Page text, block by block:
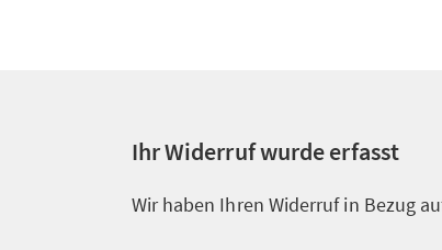
Ihr Widerruf wurde erfasst
Wir haben Ihren Widerruf in Bezug